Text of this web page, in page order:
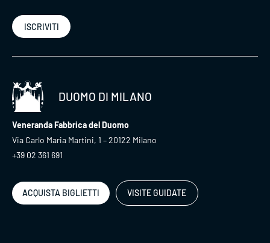
ISCRIVITI
DUOMO DI MILANO
Veneranda Fabbrica del Duomo
Via Carlo Maria Martini, 1 – 20122 Milano
+39 02 361 691
ACQUISTA BIGLIETTI VISITE GUIDATE